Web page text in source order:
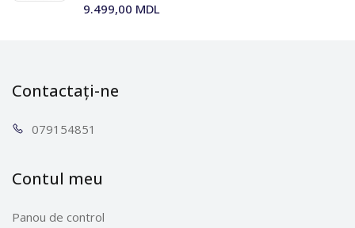
9.499,00 MDL
Contactați-ne
0791 54851
Contul meu
Panou de control